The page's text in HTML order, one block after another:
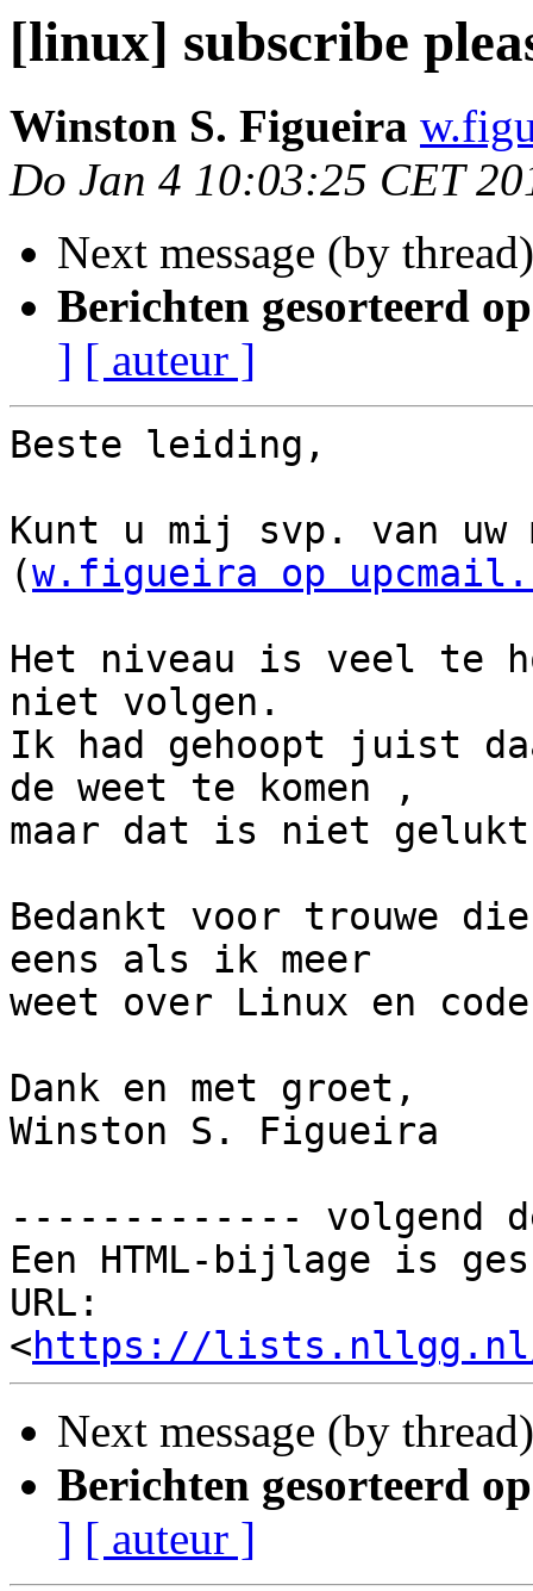
[linux] subscribe
Winston S. Figueira
Do Jan 4 10:03:25 CET
Next message (by
Berichten gesorteerd
] [ auteur ]
Beste leiding,
Kunt u mij svp. van
(w.figueira op
Het niveau is veel te
niet volgen.
Ik had gehoopt juist
de weet te komen ,
maar dat is niet
Bedankt voor trouwe
eens als ik meer
weet over Linux en
Dank en met groet,
Winston S. Figueira
------------- volgend
Een HTML-bijlage is
URL:
<https://lists.nllgg.nl/
Next message (by
Berichten gesorteerd
] [ auteur ]